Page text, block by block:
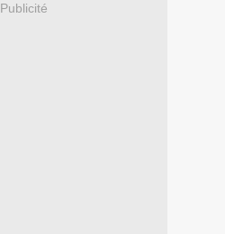
Publicité